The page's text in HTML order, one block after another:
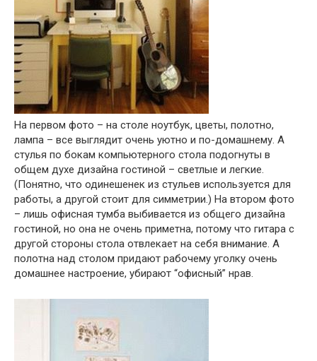
На первом фото – на столе ноутбук, цветы, полотно,
лампа – все выглядит очень уютно и по-домашнему. А
стулья по бокам компьютерного стола подогнуты в
общем духе дизайна гостиной – светлые и легкие.
(Понятно, что одинешенек из стульев используется для
работы, а другой стоит для симметрии.) На втором фото
– лишь офисная тумба выбивается из общего дизайна
гостиной, но она не очень приметна, потому что гитара с
другой стороны стола отвлекает на себя внимание. А
полотна над столом придают рабочему уголку очень
домашнее настроение, убирают “офисный” нрав.